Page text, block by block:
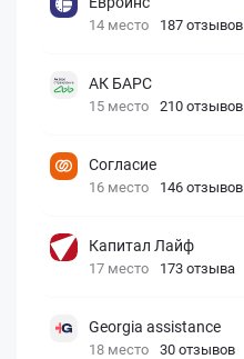
14 место 187 отзывов
АК БАРС
15 место 210 отзывов
Согласие
16 место 146 отзывов
Капитал Лайф
17 место 173 отзыва
Georgia assistance
18 место 30 отзывов